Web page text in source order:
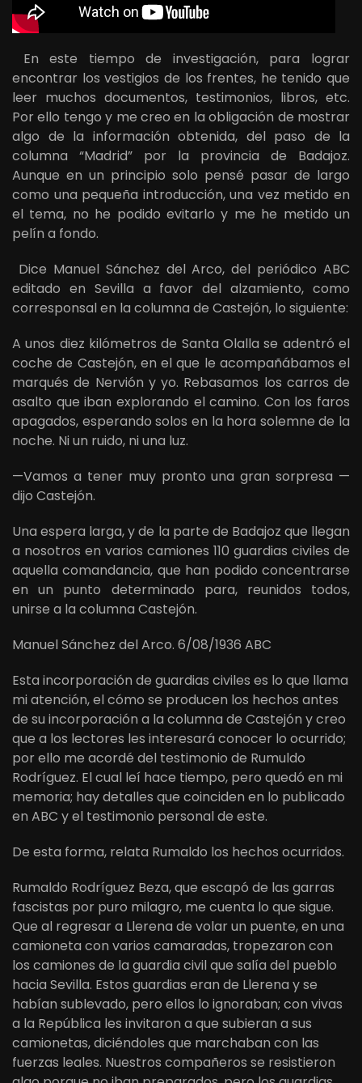
En este tiempo de investigación, para lograr
encontrar los vestigios de los frentes, he tenido que
leer muchos documentos, testimonios, libros, etc.
Por ello tengo y me creo en la obligación de mostrar
algo de la información obtenida, del paso de la
columna “Madrid” por la provincia de Badajoz.
Aunque en un principio solo pensé pasar de largo
como una pequeña introducción, una vez metido en
el tema, no he podido evitarlo y me he metido un
pelín a fondo.
Dice Manuel Sánchez del Arco, del periódico ABC
editado en Sevilla a favor del alzamiento, como
corresponsal en la columna de Castejón, lo siguiente:
A unos diez kilómetros de Santa Olalla se adentró el
coche de Castejón, en el que le acompañábamos el
marqués de Nervión y yo. Rebasamos los carros de
asalto que iban explorando el camino. Con los faros
apagados, esperando solos en la hora solemne de la
noche. Ni un ruido, ni una luz.
—Vamos a tener muy pronto una gran sorpresa —
dijo Castejón.
Una espera larga, y de la parte de Badajoz que llegan
a nosotros en varios camiones 110 guardias civiles de
aquella comandancia, que han podido concentrarse
en un punto determinado para, reunidos todos,
unirse a la columna Castejón.
Manuel Sánchez del Arco. 6/08/1936 ABC
Esta incorporación de guardias civiles es lo que llama
mi atención, el cómo se producen los hechos antes
de su incorporación a la columna de Castejón y creo
que a los lectores les interesará conocer lo ocurrido;
por ello me acordé del testimonio de Rumuldo
Rodríguez. El cual leí hace tiempo, pero quedó en mi
memoria; hay detalles que coinciden en lo publicado
en ABC y el testimonio personal de este.
De esta forma, relata Rumaldo los hechos ocurridos.
Rumaldo Rodríguez Beza, que escapó de las garras
fascistas por puro milagro, me cuenta lo que sigue.
Que al regresar a Llerena de volar un puente, en una
camioneta con varios camaradas, tropezaron con
los camiones de la guardia civil que salía del pueblo
hacia Sevilla. Estos guardias eran de Llerena y se
habían sublevado, pero ellos lo ignoraban; con vivas
a la República les invitaron a que subieran a sus
camionetas, diciéndoles que marchaban con las
fuerzas leales. Nuestros compañeros se resistieron